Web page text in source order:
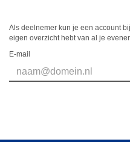
Als deelnemer kun je een account
eigen overzicht hebt van al je
E-mail